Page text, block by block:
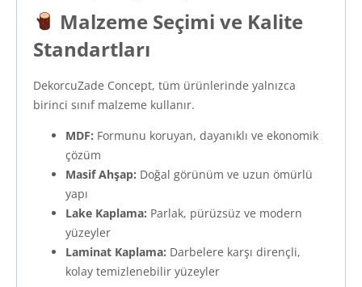
Malzeme Seçimi ve Kalite
Standartları
DekorcuZade Concept, tüm ürünlerinde yalnızca
birinci sınıf malzeme kullanır.
MDF: Formunu koruyan, dayanıklı ve ekonomik
çözüm
Masif Ahşap: Doğal görünüm ve uzun ömürlü
yapı
Lake Kaplama: Parlak, pürüzsüz ve modern
yüzeyler
Laminat Kaplama: Darbelere karşı dirençli,
kolay temizlenebilir yüzeyler